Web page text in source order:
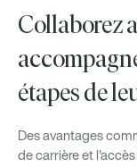
Collaborez
étapes de
Des avantages
de carrière et